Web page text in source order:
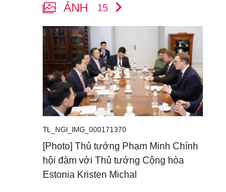
ẢNH 15
TL_NGI_IMG_000171370
[Photo] Thủ tướng Phạm Minh Chính
hội đàm với Thủ tướng Cộng hòa
Estonia Kristen Michal